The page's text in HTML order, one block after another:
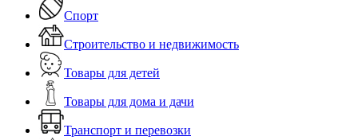
Спорт
Строительство и недвижимость
Товары для детей
Товары для дома и дачи
Транспорт и перевозки